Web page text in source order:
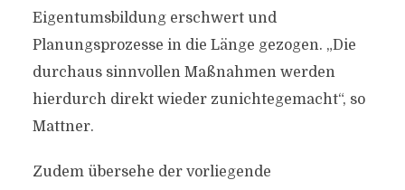
Eigentumsbildung erschwert und
Planungsprozesse in die Länge gezogen. „Die
durchaus sinnvollen Maßnahmen werden
hierdurch direkt wieder zunichtegemacht“, so
Mattner.
Zudem übersehe der vorliegende